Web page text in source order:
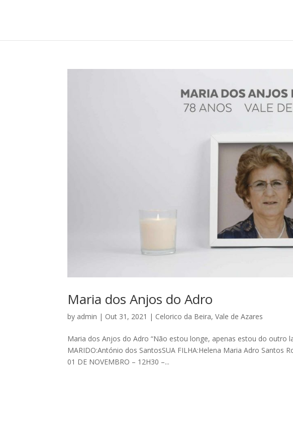
Maria dos Anjos do Adro
by admin | Out 31, 2021 | Celorico da Beira,Vale de Azares
Maria dos Anjos do Adro “Não estou longe, apenas estou do outro
MARIDO:António dos SantosSUA FILHA:Helena Maria Adro Santos
01 DE NOVEMBRO – 12H30 –...